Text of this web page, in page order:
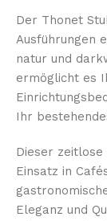
Der Thonet
Ausführungen
natur und
ermöglicht es
Ihr
Dieser
Einsatz in
Eleganz und